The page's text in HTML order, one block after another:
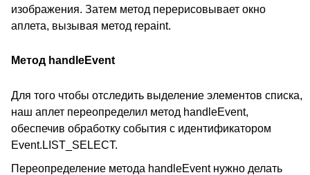
изображения. Затем метод перерисовывает окно
аплета, вызывая метод repaint.
Метод handleEvent
Для того чтобы отследить выделение элементов списка,
наш аплет переопределил метод handleEvent,
обеспечив обработку события с идентификатором
Event.LIST_SELECT.
Переопределение метода handleEvent нужно делать